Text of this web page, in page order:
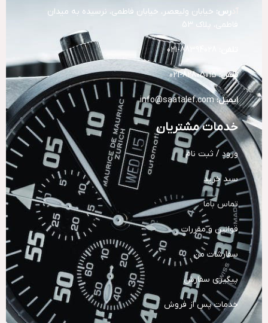
رس: خیابان ولیعصر، خیابان فاطمی، نرسیده به میدان
فاطمی، پلاک 53
تلفن:82805015-021
ایمیل: info@saatalef.com
خدمات مشتریان
ورود / ثبت نام
سبد خرید
تماس باما
قوانین و مقررات
سفارشات من
پیگیری سفارش
خدمات پس از فروش